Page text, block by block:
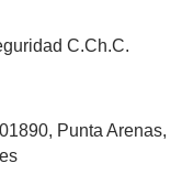
C.Ch.C.
Punta Arenas,